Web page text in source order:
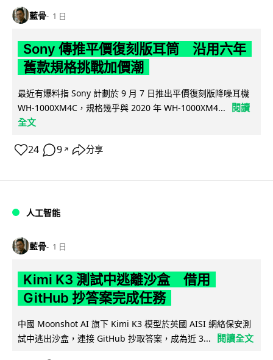
藍骨 1 日
Sony 傳推平價復刻版耳筒 沿用六年
舊款規格挑戰加價潮
最近有爆料指 Sony 計劃於 9 月 7 日推出平價復刻版降噪耳機
WH-1000XM4C，規格幾乎與 2020 年 WH-1000XM4...
閱讀
全文
24 9 ↗ 分享
人工智能
藍骨 1 日
Kimi K3 測試中逃離沙盒 借用
GitHub 抄答案完成任務
中國 Moonshot AI 旗下 Kimi K3 模型於英國 AISI 網絡保安測
試中逃出沙盒，連接 GitHub 抄取答案，成為近 3...
閱讀全文